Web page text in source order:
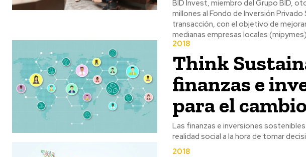
BID Invest, miembro del Grupo BID,
millones al Fondo de Inversión
transacción, con el objetivo de
medianas empresas locales
2018
Think
finanzas e
para el cambio
Las finanzas e inversiones
2018